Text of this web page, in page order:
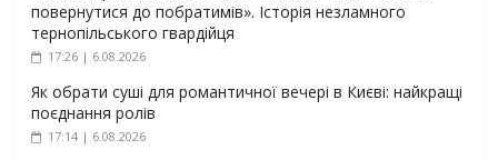
повернутися до побратимів». Історія незламного
тернопільського гвардійця
17:26 | 6.08.2026
Як обрати суші для романтичної вечері в Києві: найкращі
поєднання ролів
17:14 | 6.08.2026